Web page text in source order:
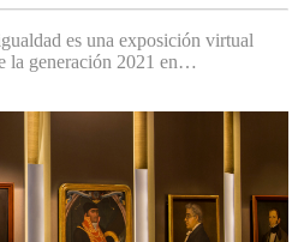
es una exposición virtual
la generación 2021 en…